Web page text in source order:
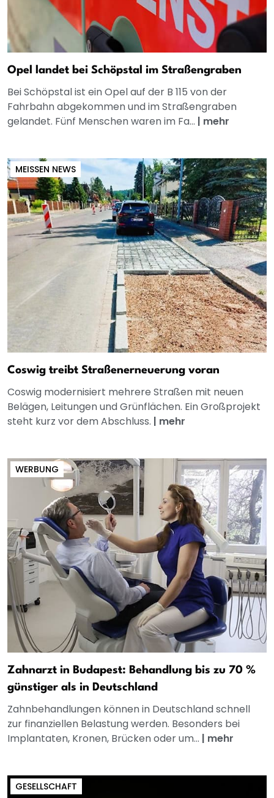
Opel landet bei Schöpstal im Straßengraben
Bei Schöpstal ist ein Opel auf der B 115 von der
Fahrbahn abgekommen und im Straßengraben
gelandet. Fünf Menschen waren im Fa... | mehr
MEISSEN NEWS
Coswig treibt Straßenerneuerung voran
Coswig modernisiert mehrere Straßen mit neuen
Belägen, Leitungen und Grünflächen. Ein Großprojekt
steht kurz vor dem Abschluss. | mehr
WERBUNG
Zahnarzt in Budapest: Behandlung bis zu 70 %
günstiger als in Deutschland
Zahnbehandlungen können in Deutschland schnell
zur finanziellen Belastung werden. Besonders bei
Implantaten, Kronen, Brücken oder um... | mehr
GESELLSCHAFT